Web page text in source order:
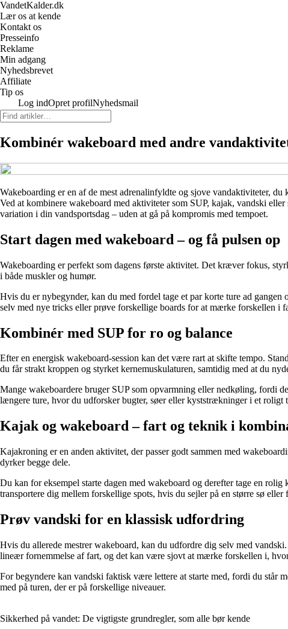
VandetKalder.dk
Lær os at kende
Kontakt os
Presseinfo
Reklame
Min adgang
Nyhedsbrevet
Affiliate
Tip os
Log indOpret profilNyhedsmail
Kombinér wakeboard med andre
Wakeboarding er en af de mest adrenalinfyldte og sjove vandaktiviteter,
Ved at kombinere wakeboard med aktiviteter som SUP, kajak, vandski
variation i din vandsportsdag – uden at gå på kompromis med tempoet.
Start dagen med wakeboard – og få pulsen op
Wakeboarding er perfekt som dagens første aktivitet. Det kræver fokus,
i både muskler og humør.
Hvis du er nybegynder, kan du med fordel tage et par korte ture ad
selv med nye tricks eller prøve forskellige boards for at mærke forskellen i
Kombinér med SUP for ro og balance
Efter en energisk wakeboard-session kan det være rart at skifte tempo.
du får strakt kroppen og styrket kernemuskulaturen, samtidig med at du
Mange wakeboardere bruger SUP som opvarmning eller nedkøling, fordi
længere ture, hvor du udforsker bugter, søer eller kyststrækninger i et roligt
Kajak og wakeboard – fart og teknik i
Kajakroning er en anden aktivitet, der passer godt sammen med
dyrker begge dele.
Du kan for eksempel starte dagen med wakeboard og derefter tage en
transportere dig mellem forskellige spots, hvis du sejler på en større sø eller
Prøv vandski for en klassisk udfordring
Hvis du allerede mestrer wakeboard, kan du udfordre dig selv med
lineær fornemmelse af fart, og det kan være sjovt at mærke forskellen i,
For begyndere kan vandski faktisk være lettere at starte med, fordi du står
med på turen, der er på forskellige niveauer.
Sikkerhed på vandet: De vigtigste grundregler, som alle bør kende